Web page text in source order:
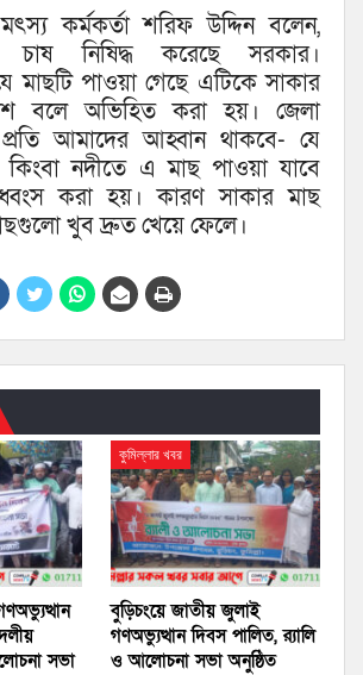
কর্মকর্তা শরিফ উদ্দিন বলেন,
চাষ নিষিদ্ধ করেছে সরকার।
মাছটি পাওয়া গেছে এটিকে সাকার
বলে অভিহিত করা হয়। জেলা
প্রতি আমাদের আহ্বান থাকবে- যে
নদীতে এ মাছ পাওয়া যাবে
করা হয়। কারণ সাকার মাছ
খুব দ্রুত খেয়ে ফেলে।
সভা
কুমিল্লার খবর
বুড়িচংয়ে জাতীয় জুলাই
গণঅভ্যুত্থান দিবস পালিত, র‍্যালি
ও আলোচনা সভা অনুষ্ঠিত